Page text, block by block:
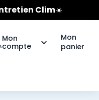
Clim☀️
les pneus Bridgestone
Mon
compte
Mon
panier